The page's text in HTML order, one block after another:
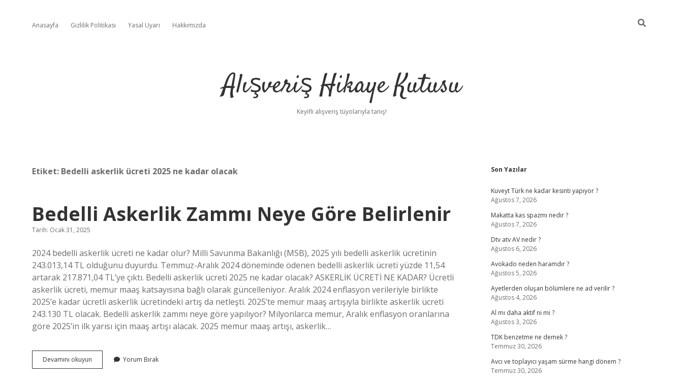
Anasayfa Gizlilik Politikası Yasal Uyarı Hakkımızda
Alışveriş Hikaye Kutusu
Keyifli alışveriş tüyolarıyla tanış!
Etiket: Bedelli askerlik ücreti 2025 ne kadar olacak
Bedelli Askerlik Zammı Neye Göre Belirlenir
Tarih: Ocak 31, 2025
2024 bedelli askerlik ücreti ne kadar olur? Milli Savunma Bakanlığı (MSB), 2025 yılı bedelli askerlik ücretinin
243.013,14 TL olduğunu duyurdu. Temmuz-Aralık 2024 döneminde ödenen bedelli askerlik ücreti yüzde 11,54
artarak 217.871,04 TL’ye çıktı. Bedelli askerlik ücreti 2025 ne kadar olacak? ASKERLİK ÜCRETİ NE KADAR? Ücretli
askerlik ücreti, memur maaş katsayısına bağlı olarak güncelleniyor. Aralık 2024 enflasyon verileriyle birlikte
2025’e kadar ücretli askerlik ücretindeki artış da netleşti. 2025’te memur maaş artışıyla birlikte askerlik ücreti
243.130 TL olacak. Bedelli askerlik zammı neye göre yapılıyor? Milyonlarca memur, Aralık enflasyon oranlarına
göre 2025’in ilk yarısı için maaş artışı alacak. 2025 memur maaş artışı, askerlik…
Devamını okuyun
Askerlik
Yorum Bırak
Sidebar
Son Yazılar
Kuveyt Türk ne kadar kesinti yapıyor ?
Ağustos 7, 2026
Makatta kas spazmı nedir ?
Ağustos 7, 2026
Dtv atv AV nedir ?
Ağustos 6, 2026
Avokado neden haramdır ?
Ağustos 5, 2026
Ayetlerden oluşan bölümlere ne ad verilir ?
Ağustos 4, 2026
Al mı daha aktif ni mi ?
Ağustos 3, 2026
TDK benzetme ne demek ?
Temmuz 30, 2026
Avcı ve toplayıcı yaşam sürme hangi dönem ?
Temmuz 30, 2026